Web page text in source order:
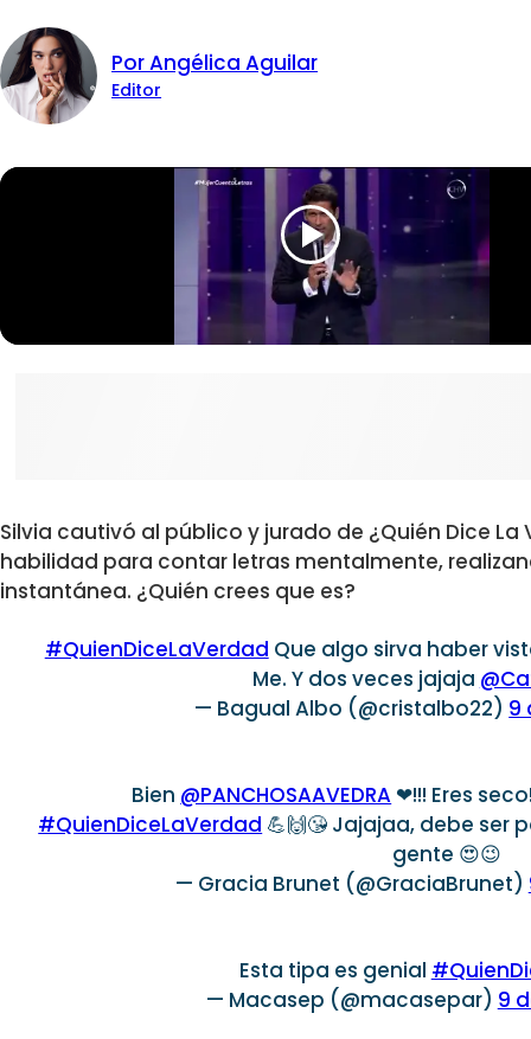
Por Angélica Aguilar
Editor
Silvia cautivó al público y jurado de ¿Quién Dice
habilidad para contar letras mentalmente,
instantánea. ¿Quién crees que es?
#QuienDiceLaVerdad Que algo sirva haber
Me. Y dos veces jajaja
— Bagual Albo (@cristalbo22) 9
Bien @PANCHOSAAVEDRA ❤!!! Eres
#QuienDiceLaVerdad 💪🙌😘 Jajajaa, debe ser
gente 😍😉
— Gracia Brunet (@GraciaBrunet)
Esta tipa es genial
— Macasep (@macasepar) 9